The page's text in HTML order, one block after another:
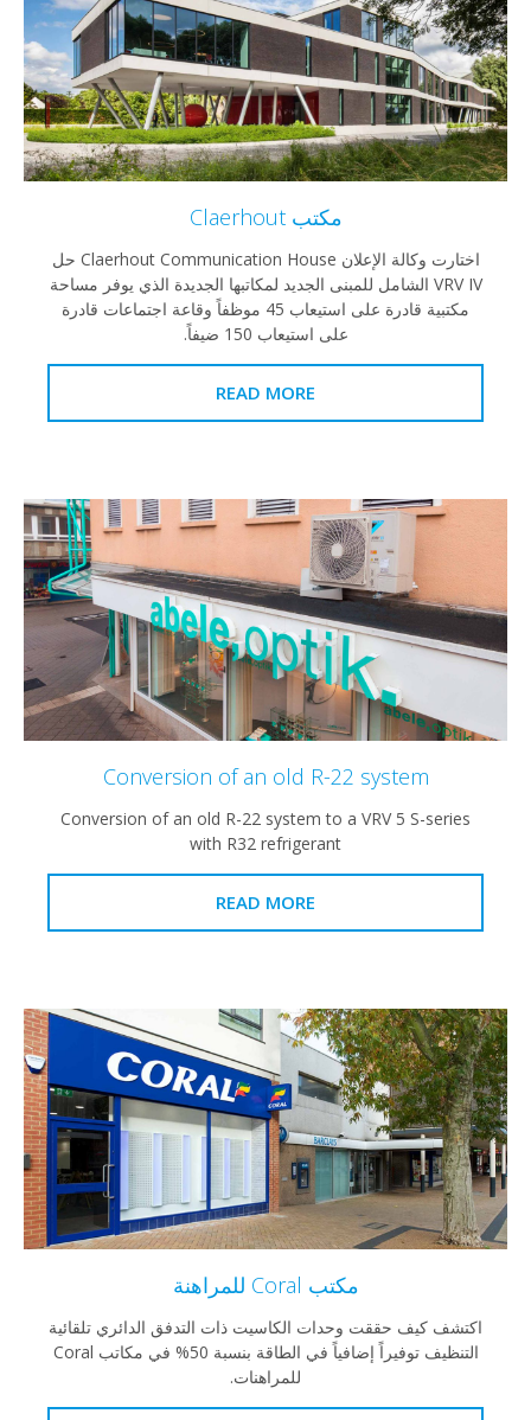
اختارت وكالة الإعلان Claerhout Communication House حل
VRV IV الشامل للمبنى الجديد لمكاتبها الجديدة الذي يوفر مساحة
مكتبية قادرة على استيعاب 45 موظفاً وقاعة اجتماعات قادرة
على استيعاب 150 ضيفاً.
READ MORE
Conversion of an old R-22 system
Conversion of an old R-22 system to a VRV 5 S-
with R32 refrigerant
READ MORE
كيف حققت وحدات الكاسيت ذات التدفق الدائري تلقائية
التنظيف توفيراً إضافياً في الطاقة بنسبة 50% في مكاتب Coral